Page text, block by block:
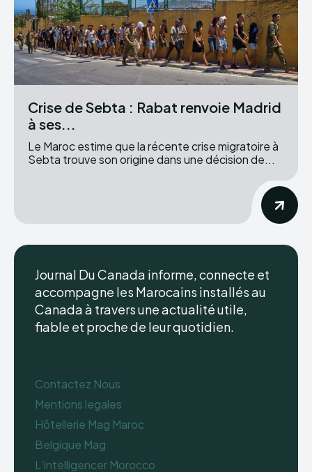
Crise de Sebta : Rabat renvoie Madrid
à ses...
Le Maroc estime que la récente crise migratoire à
Sebta trouve son origine dans une décision de...
Journal Du Canada informe, connecte et
accompagne les Marocains installés au
Canada à travers une actualité utile,
fiable et proche de leur quotidien.
Contactez Nous
Mentions legales
Hôtellerie Mag Maroc
Belgique Mag
L’intelligencer Morocco